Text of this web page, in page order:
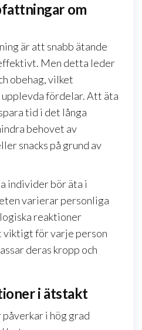
om
är att snabb ätande
Men detta leder
obehag, vilket
fördelar. Att äta
tid i det långa
behovet av
snacks på grund av
individer bör äta i
varierar personliga
reaktioner
för varje person
deras kropp och
i ätstakt
i hög grad